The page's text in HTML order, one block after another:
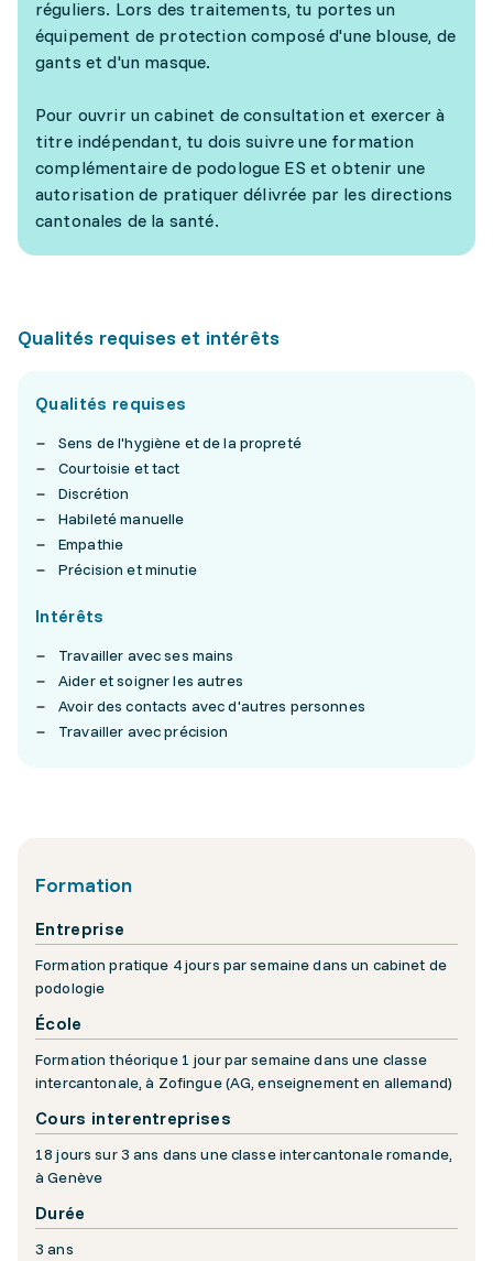
réguliers. Lors des traitements, tu portes un
équipement de protection composé d'une blouse, de
gants et d'un masque.
Pour ouvrir un cabinet de consultation et exercer à
titre indépendant, tu dois suivre une formation
complémentaire de podologue ES et obtenir une
autorisation de pratiquer délivrée par les directions
cantonales de la santé.
Qualités requises et intérêts
Qualités requises
Sens de l'hygiène et de la propreté
Courtoisie et tact
Discrétion
Habileté manuelle
Empathie
Précision et minutie
Intérêts
Travailler avec ses mains
Aider et soigner les autres
Avoir des contacts avec d'autres personnes
Travailler avec précision
Formation
Entreprise
Formation pratique 4 jours par semaine dans un cabinet de
podologie
École
Formation théorique 1 jour par semaine dans une classe
intercantonale, à Zofingue (AG, enseignement en allemand)
Cours interentreprises
18 jours sur 3 ans dans une classe intercantonale romande,
à Genève
Durée
3 ans